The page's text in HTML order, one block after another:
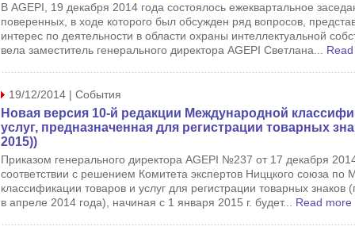
В AGEPI, 19 декабря 2014 года состоялось ежеквартальное
поверенных, в ходе которого был обсужден ряд вопросов,
интерес по деятельности в области охраны интеллектуальной
вела заместитель генерального директора AGEPI Светлана...
19/12/2014 | События
Новая версия 10-й редакции Международной
услуг, предназначенная для регистрации товарных
2015))
Приказом генерального директора AGEPI №237 от 17 декабря
соответствии с решением Комитета экспертов Ниццкого союза по
классификации товаров и услуг для регистрации товарных знаков
в апреле 2014 года), начиная с 1 января 2015 г. будет... Read more